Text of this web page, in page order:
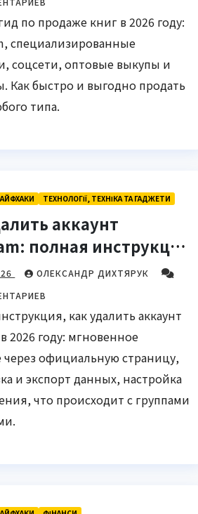
по продаже книг в 2026 году:
специализированные
соцсети, оптовые выкупы и
Как быстро и выгодно продать
типа.
ТЕХНОЛОГІЇ, ТЕХНІКА ТА ГАДЖЕТИ
аккаунт
полная инструкция
годОЛЕКСАНДР ДИХТЯРУК
как удалить аккаунт
2026 году: мгновенное
через официальную страницу,
и экспорт данных, настройка
что происходит с группами